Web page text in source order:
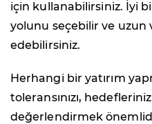
için kullanabilirsiniz. İyi
yolunu seçebilir ve uzun
edebilirsiniz.
Herhangi bir yatırım
toleransınızı,
değerlendirmek